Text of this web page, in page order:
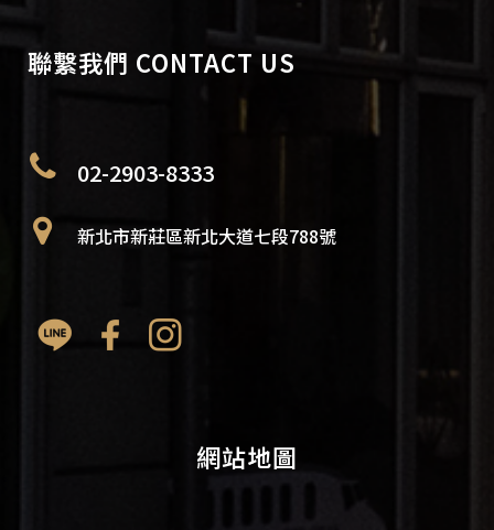
聯繫我們 CONTACT US
02-2903-8333
新北市新莊區新北大道七段788號
網站地圖